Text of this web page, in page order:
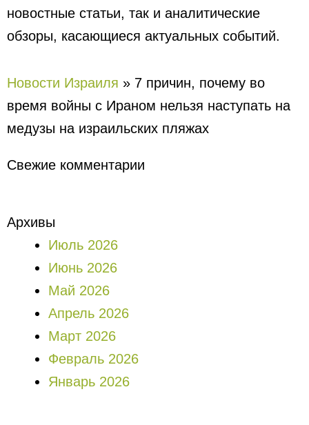
новостные статьи, так и аналитические
обзоры, касающиеся актуальных событий.
Новости Израиля » 7 причин, почему во
время войны с Ираном нельзя наступать на
медузы на израильских пляжах
Свежие комментарии
Архивы
Июль 2026
Июнь 2026
Май 2026
Апрель 2026
Март 2026
Февраль 2026
Январь 2026